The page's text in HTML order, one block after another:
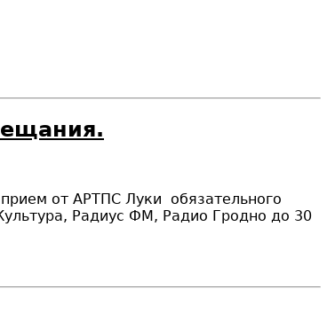
от АРТПС Луки обязательного
Радиус ФМ, Радио Гродно до 30